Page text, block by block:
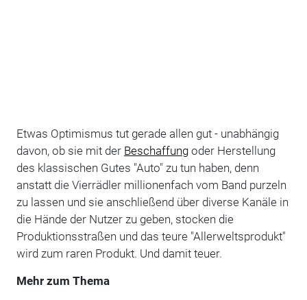
Etwas Optimismus tut gerade allen gut - unabhängig
davon, ob sie mit der Beschaffungoder Herstellung
des klassischen Gutes "Auto" zu tun haben, denn
anstatt die Vierrädler millionenfach vom Band purzeln
zu lassen und sie anschließend über diverse Kanäle in
die Hände der Nutzer zu geben, stocken die
Produktionsstraßen und das teure "Allerweltsprodukt"
wird zum raren Produkt. Und damit teuer.
Mehr zum Thema